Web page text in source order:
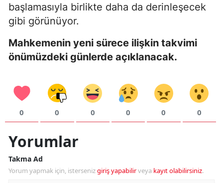
başlamasıyla birlikte daha da derinleşecek
gibi görünüyor.
Mahkemenin yeni sürece ilişkin takvimi
önümüzdeki günlerde açıklanacak.
0 0 0 0 0 0
Yorumlar
Takma Ad
Yorum yapmak için, istersenizgiriş yapabilirveya kayıt olabilirsiniz.